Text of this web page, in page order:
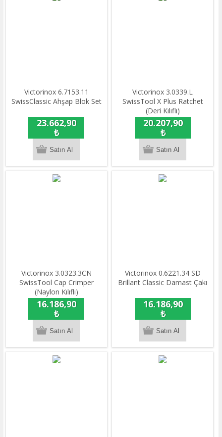
Victorinox 6.7153.11
SwissClassic Ahşap Blok Set
23.662,90
₺
Victorinox 3.0339.L
SwissTool X Plus Ratchet
(Deri Kılıflı)
20.207,90
₺
Victorinox 3.0323.3CN
SwissTool Cap Crimper
(Naylon Kılıflı)
16.186,90
₺
Victorinox 0.6221.34 SD
Brillant Classic Damast Çakı
16.186,90
₺